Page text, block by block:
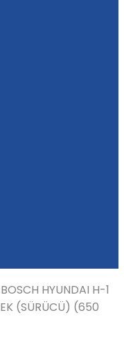
BOSCH HYUNDAI H-1
(SÜRÜCÜ) (650